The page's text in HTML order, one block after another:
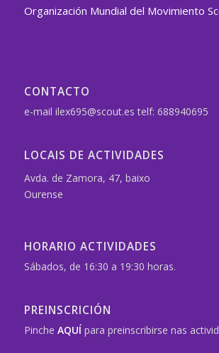
Organización Mundial del Movimiento
CONTACTO
e-mail ilex695@scout.es telf: 688940695
LOCAIS DE ACTIVIDADES
Avda. de Zamora, 47, baixo
Ourense
HORARIO ACTIVIDADES
Sábados, de 16:30 a 19:30 horas.
PREINSCRICIÓN
Pinche AQUÍ para preinscribirse nas